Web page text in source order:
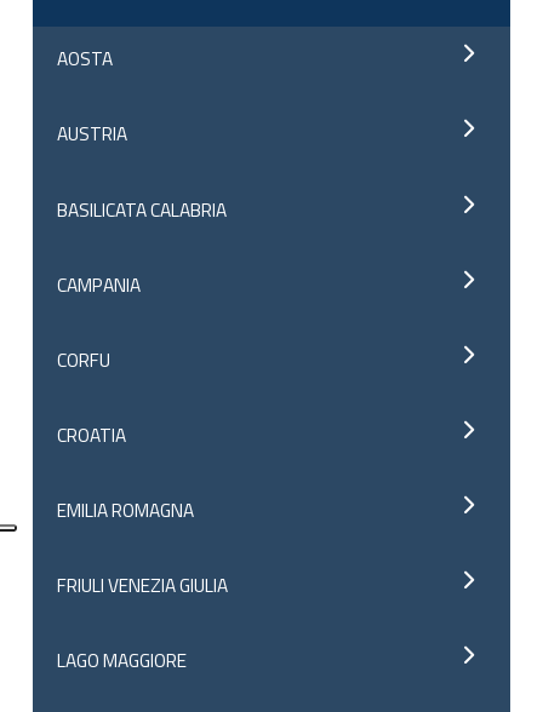
AOSTA
AUSTRIA
BASILICATA CALABRIA
CAMPANIA
CORFU
CROATIA
EMILIA ROMAGNA
FRIULI VENEZIA GIULIA
LAGO MAGGIORE